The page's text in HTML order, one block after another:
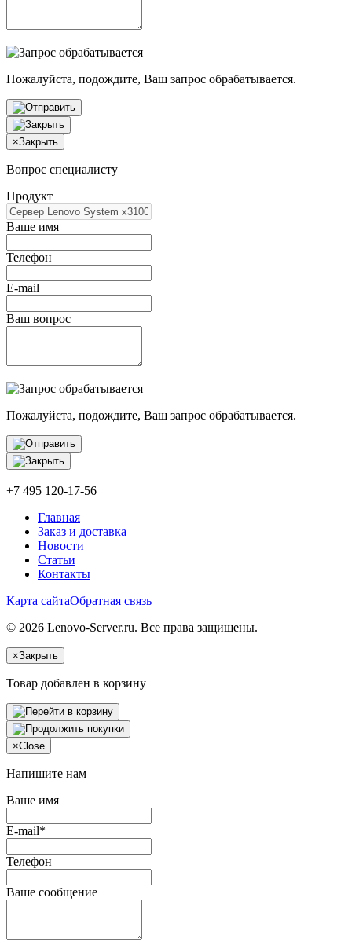
Пожалуйста, подождите, Ваш запрос обрабатывается.
×Закрыть
Вопрос специалисту
Продукт
Ваше имя
Телефон
E-mail
Ваш вопрос
Пожалуйста, подождите, Ваш запрос обрабатывается.
+7 495 120-17-56
Главная
Заказ и доставка
Новости
Статьи
Контакты
Карта сайтаОбратная связь
© 2026 Lenovo-Server.ru. Все права защищены.
×Закрыть
Товар добавлен в корзину
×Close
Напишите нам
Ваше имя
E-mail*
Телефон
Ваше сообщение